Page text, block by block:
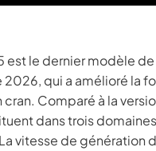
est le dernier modèle
qui a amélioré la
cran. Comparé à la
dans trois
vitesse de génération